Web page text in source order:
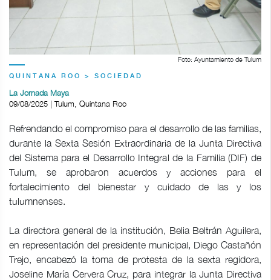
Foto: Ayuntamiento de Tulum
QUINTANA ROO > SOCIEDAD
La Jornada Maya
09/08/2025 | Tulum, Quintana Roo
Refrendando el compromiso para el desarrollo de las familias,
durante la Sexta Sesión Extraordinaria de la Junta Directiva
del Sistema para el Desarrollo Integral de la Familia (DIF) de
Tulum, se aprobaron acuerdos y acciones para el
fortalecimiento del bienestar y cuidado de las y los
tulumnenses.
La directora general de la institución, Belia Beltrán Aguilera,
en representación del presidente municipal, Diego Castañón
Trejo, encabezó la toma de protesta de la sexta regidora,
Joseline María Cervera Cruz, para integrar la Junta Directiva